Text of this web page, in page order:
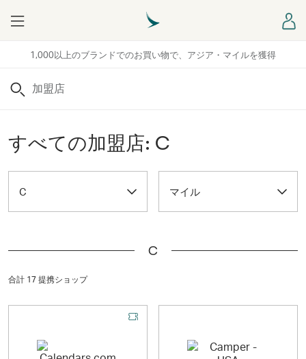
1,000以上のブランドでのお買い物で、アジア・マイルを獲得
Menu
検索
すべての加盟店: C
C マイル
C
合計 17 提携ショップ